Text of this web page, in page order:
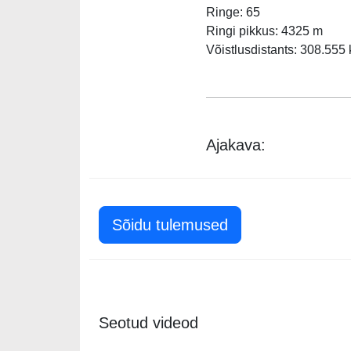
Ringe: 65
Ringi pikkus: 4325 m
Võistlusdistants: 308.555
Ajakava:
Sõidu tulemused
Seotud videod